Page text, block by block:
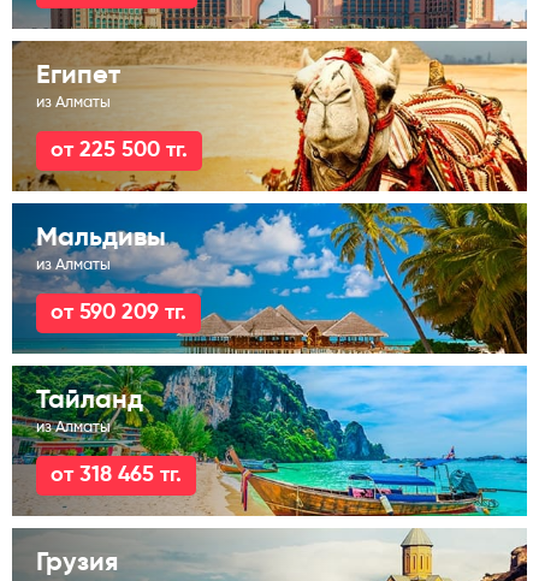
Египет
из Алматы
от 225 500 тг.
Мальдивы
из Алматы
от 590 209 тг.
Тайланд
из Алматы
от 318 465 тг.
Грузия